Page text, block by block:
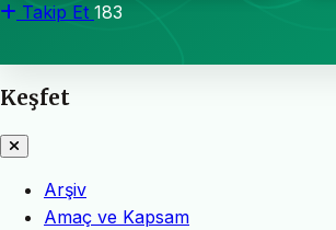
Takip Et 183
Keşfet
Arşiv
Amaç ve Kapsam